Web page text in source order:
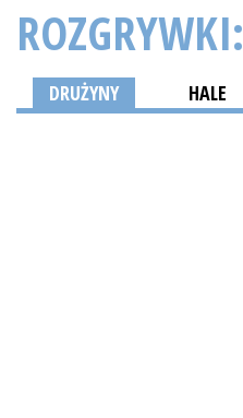
ROZGRYWKI:
DRUŻYNY HALE